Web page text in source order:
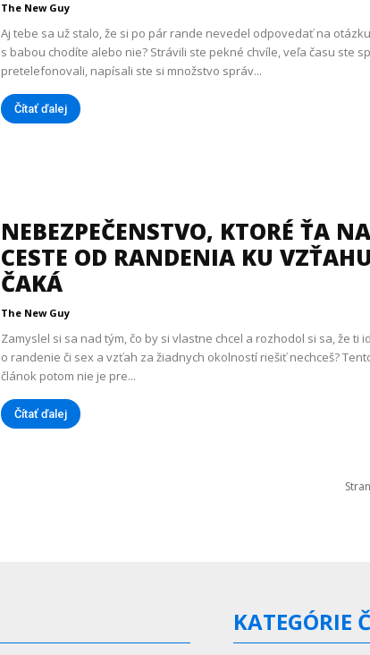
The New Guy
Aj tebe sa už stalo, že si po pár rande nevedel odpovedať na
s babou chodíte alebo nie? Strávili ste pekné chvíle, veľa času ste
pretelefonovali, napísali ste si množstvo správ...
Čítať ďalej
NEBEZPEČENSTVO, KTORÉ ŤA NA
CESTE OD RANDENIA KU VZŤAHU
ČAKÁ
The New Guy
Zamyslel si sa nad tým, čo by si vlastne chcel a rozhodol si sa, že ti
o randenie či sex a vzťah za žiadnych okolností riešiť nechceš?
článok potom nie je pre...
Čítať ďalej
KATEGÓRIE